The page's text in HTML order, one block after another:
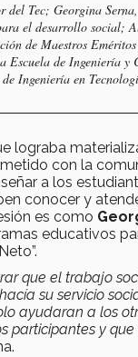
del Tec; Georgina
el desarrollo social;
de Maestros
Escuela de Ingeniería y
Ingeniería en
lograba
con la
a los
conocer y
es como
educativos
que el trabajo
su servicio
ayudaran a los
participantes y